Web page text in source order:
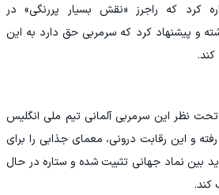
کرد که راجرز «نقش بسیار پررنگی» در
و پیشنهاد کرد که سرمربی حق دارد به این
کند.
تحت نظر این سرمربی آلمانی تیم ملی انگلیس
و این رقابت درونی، معمای جذابی را برای
بین نماد جهانی تثبیت‌ شده و ستاره در حال
کند.